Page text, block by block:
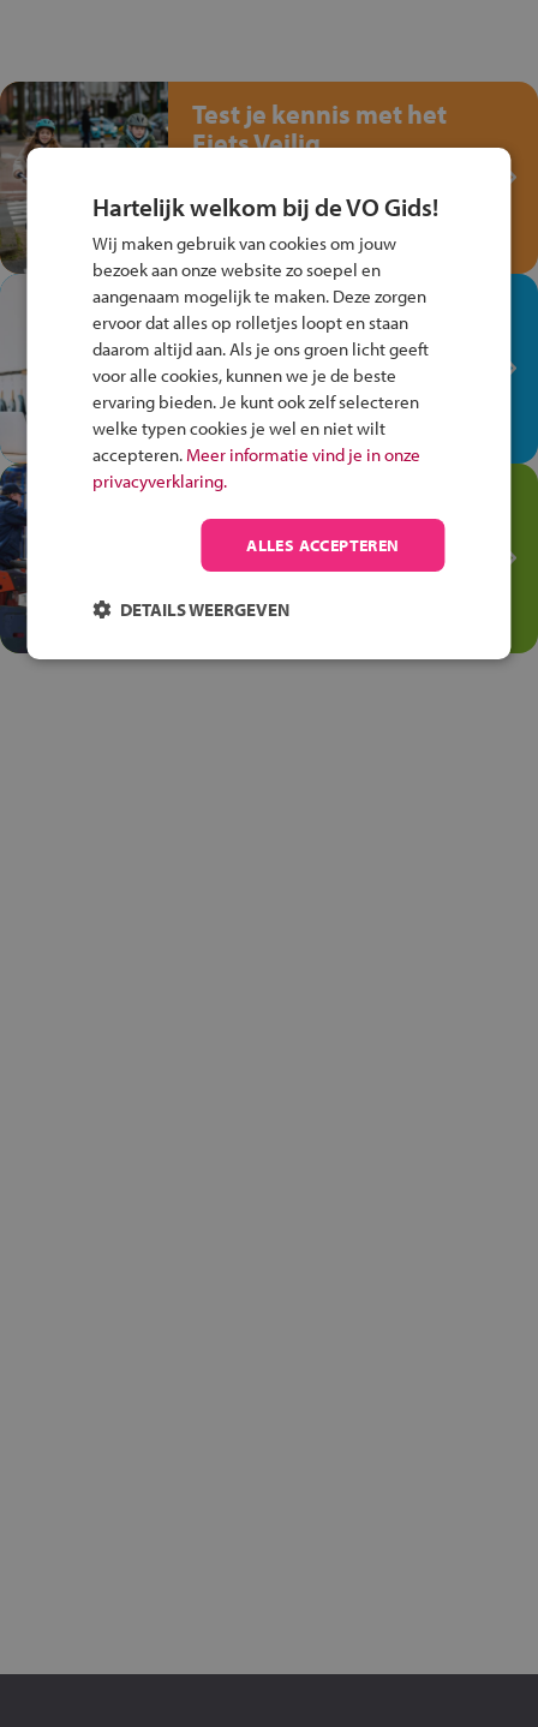
Test je kennis met het
Fiets Veilig
Speel het Fiets Veilig Verkeersspel
en win een Cortina-fiets!
In de winkel ben je op je
plek!
Ontdek via het vmbo jouw talent
op de winkelvloer, waar elke dag
anders is!
Jouw talent in de
Transport en Logistiek
Kies voor vmbo Transport en
thuiskomen!
Hartelijk welkom bij de VO Gids!
Wij maken gebruik van cookies om jouw
bezoek aan onze website zo soepel en
aangenaam mogelijk te maken. Deze zorgen
ervoor dat alles op rolletjes loopt en staan
daarom altijd aan. Als je ons groen licht geeft
voor alle cookies, kunnen we je de beste
ervaring bieden. Je kunt ook zelf selecteren
welke typen cookies je wel en niet wilt
accepteren. Meer informatie vind je in onze
privacyverklaring.
ALLES ACCEPTEREN
DETAILS WEERGEVEN